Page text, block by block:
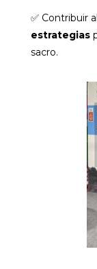
✅ Contribuir al
estrategias
sacro.